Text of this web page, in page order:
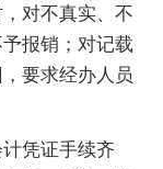
对不真实、不
报销；对记载
要求经办人员
凭证手续齐